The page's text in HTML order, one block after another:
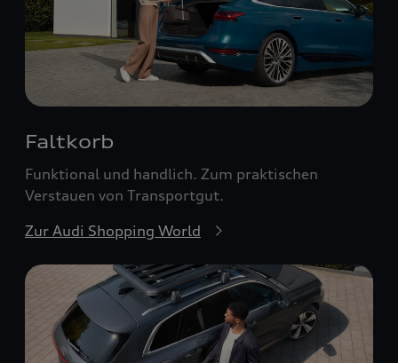
Faltkorb
Funktional und handlich. Zum praktischen
Verstauen von Transportgut.
Zur Audi Shopping World